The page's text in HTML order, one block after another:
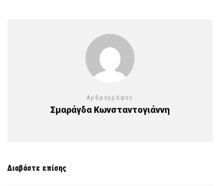
Αρθρογράφος
Σμαράγδα Κωνσταντογιάννη
Διαβάστε επίσης